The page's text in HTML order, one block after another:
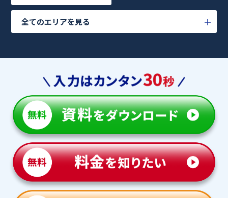
全てのエリアを見る